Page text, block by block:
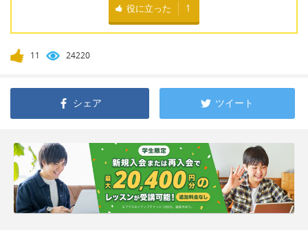
役に立った 1
11 24220
シェア ツイート